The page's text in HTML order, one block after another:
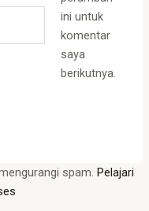
ini untuk
komentar
saya
berikutnya.
spam. Pelajari